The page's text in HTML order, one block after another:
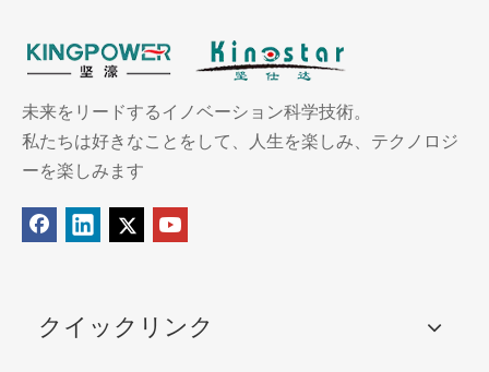
未来をリードするイノベーション科学技術。
私たちは好きなことをして、人生を楽しみ、テクノロジ
ーを楽しみます
クイックリンク